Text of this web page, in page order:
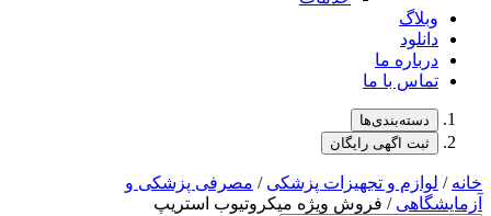
وبلاگ
دانلود
درباره ما
تماس با ما
دسته‌بندی‌ها
ثبت اگهی رایگان
خانه/ لوازم و تجهیزات پزشکی / مصرفی پزشکی و
آزمایشگاهی / فروش ویژه میکروتیوب استریپ